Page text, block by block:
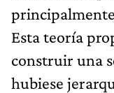
Esta teoría
construir una
hubiese